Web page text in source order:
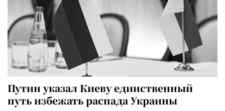
Путин указал Киеву единственный
путь избежать распада Украины